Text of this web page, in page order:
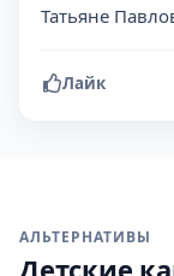
Татьяне
Лайк
АЛЬТЕРНАТИВЫ
Детские